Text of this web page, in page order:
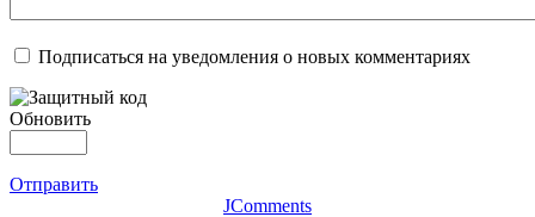
Подписаться на уведомления о новых комментариях
Обновить
Отправить
JComments